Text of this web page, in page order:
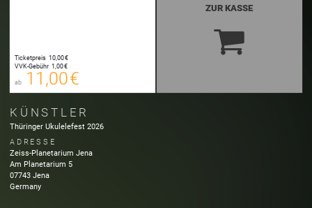
Ticketpreis 10,00 €
VVK-Gebühr 1,00 €
ab 11,00 €
00
ZUR KASSE
KÜNSTLER
Thüringer Ukulelefest 2026
ADRESSE
Zeiss-Planetarium Jena
Am Planetarium 5
07743 Jena
Germany